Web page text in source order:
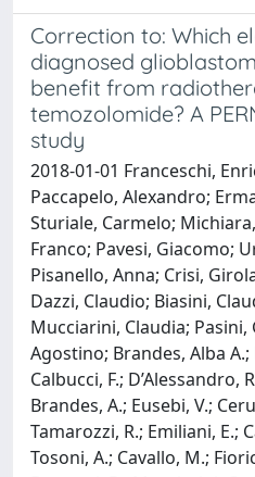
Correction to: Which
diagnosed
benefit from
temozolomide? A
study
2018-01-01 Franceschi,
Paccapelo, Alexandro;
Sturiale, Carmelo;
Franco; Pavesi, Giacomo;
Pisanello, Anna; Crisi,
Dazzi, Claudio; Biasini,
Mucciarini, Claudia; Pasini,
Agostino; Brandes, Alba A.;
Calbucci, F.; D’Alessandro,
Brandes, A.; Eusebi, V.;
Tamarozzi, R.; Emiliani, E.;
Tosoni, A.; Cavallo, M.;